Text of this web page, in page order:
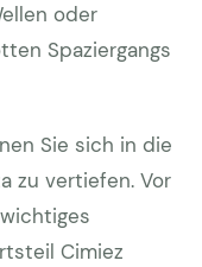
oder
Spaziergangs
Sie sich in die
zu vertiefen. Vor
Cimiez